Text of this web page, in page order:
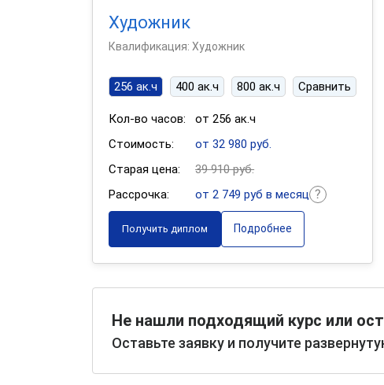
Художник
Квалификация: Художник
256 ак.ч 400 ак.ч 800 ак.ч Сравнить
Кол-во часов:
от 256 ак.ч
Стоимость:
от 32 980 руб.
Старая цена:
39 910 руб.
Рассрочка:
от 2 749 руб в месяц
Получить диплом Подробнее
Не нашли подходящий курс или
Оставьте заявку и получите